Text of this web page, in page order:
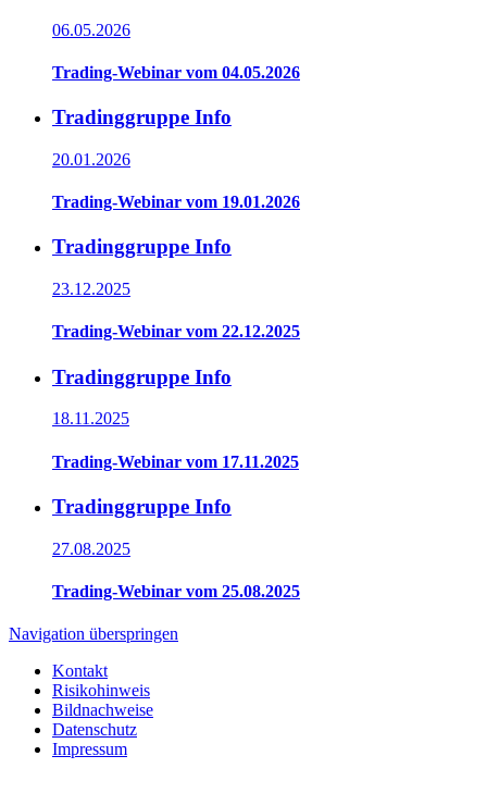
06.05.2026
Trading-Webinar vom 04.05.2026
Tradinggruppe Info
20.01.2026
Trading-Webinar vom 19.01.2026
Tradinggruppe Info
23.12.2025
Trading-Webinar vom 22.12.2025
Tradinggruppe Info
18.11.2025
Trading-Webinar vom 17.11.2025
Tradinggruppe Info
27.08.2025
Trading-Webinar vom 25.08.2025
Navigation überspringen
Kontakt
Risikohinweis
Bildnachweise
Datenschutz
Impressum